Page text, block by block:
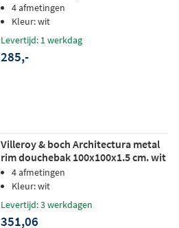
4 afmetingen
Kleur: wit
Levertijd: 1 werkdag
285,-
Villeroy & boch Architectura metal
rim douchebak 100x100x1.5 cm. wit
4 afmetingen
Kleur: wit
Levertijd: 3 werkdagen
351,06